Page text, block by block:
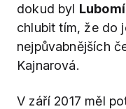
dokud byl
chlubit tím, že do
nejpůvabnějších
Kajnarová.
V září 2017 měl